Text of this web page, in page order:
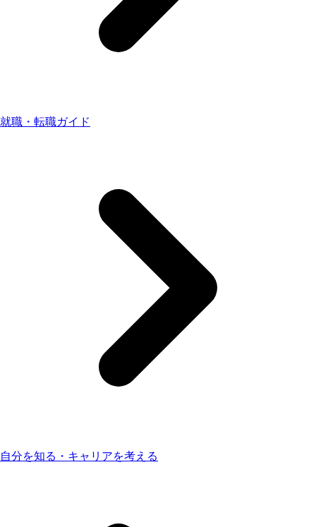
就職・転職ガイド
自分を知る・キャリアを考える